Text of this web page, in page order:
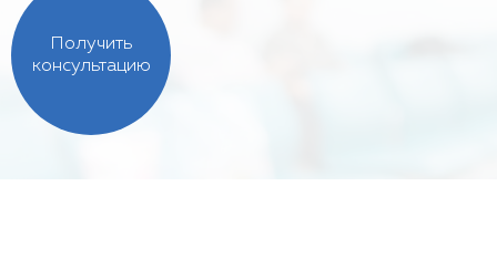
Получить
консультацию